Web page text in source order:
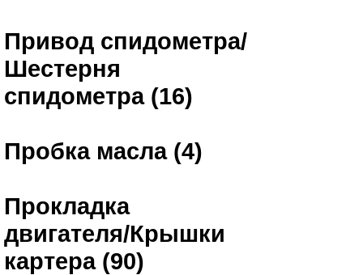
Привод спидометра/
Шестерня
спидометра (16)
Пробка масла (4)
Прокладка
двигателя/Крышки
картера (90)